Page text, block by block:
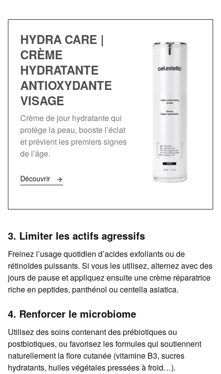
HYDRA CARE |
CRÈME
HYDRATANTE
ANTIOXYDANTE
VISAGE
Crème de jour hydratante qui
protège la peau, booste l’éclat
et prévient les premiers signes
de l’âge.
Découvrir
3. Limiter les actifs agressifs
Freinez l’usage quotidien d’acides exfoliants ou de
rétinoïdes puissants. Si vous les utilisez, alternez avec des
jours de pause et appliquez ensuite une crème réparatrice
riche en peptides, panthénol ou centella asiatica.
4. Renforcer le microbiome
Utilisez des soins contenant des prébiotiques ou
postbiotiques, ou favorisez les formules qui soutiennent
naturellement la flore cutanée (vitamine B3, sucres
hydratants, huiles végétales pressées à froid…).